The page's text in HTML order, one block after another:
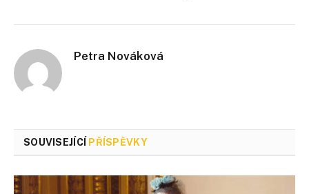
Petra Nováková
SOUVISEJÍCÍ PŘÍSPĚVKY